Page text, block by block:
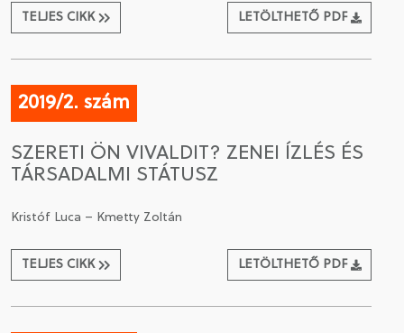
TELJES CIKK LETÖLTHETŐ PDF
2019/2. szám
SZERETI ÖN VIVALDIT? ZENEI ÍZLÉS ÉS
TÁRSADALMI STÁTUSZ
Kristóf Luca – Kmetty Zoltán
TELJES CIKK LETÖLTHETŐ PDF